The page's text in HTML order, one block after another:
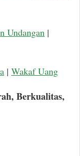
Undangan |
| Wakaf Uang
Berkualitas,